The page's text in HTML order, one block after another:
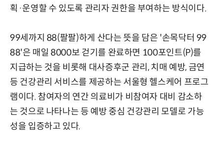
획·운영할 수 있도록 관리자 권한을 부여하는 방식이다.
99세까지 88(팔팔)하게 산다는 뜻을 담은 '손목닥터 99
88'은 매일 8000보 걷기를 완료하면 100포인트(P)를
지급하는 것을 비롯해 대사증후군 관리, 치매 예방, 금연
등 건강관리 서비스를 제공하는 서울형 헬스케어 프로그
램이다. 참여자의 연간 의료비가 비참여자 대비 감소하
는 것으로 나타나는 등 예방 중심 건강관리 모델로 가능
성을 입증하고 있다.